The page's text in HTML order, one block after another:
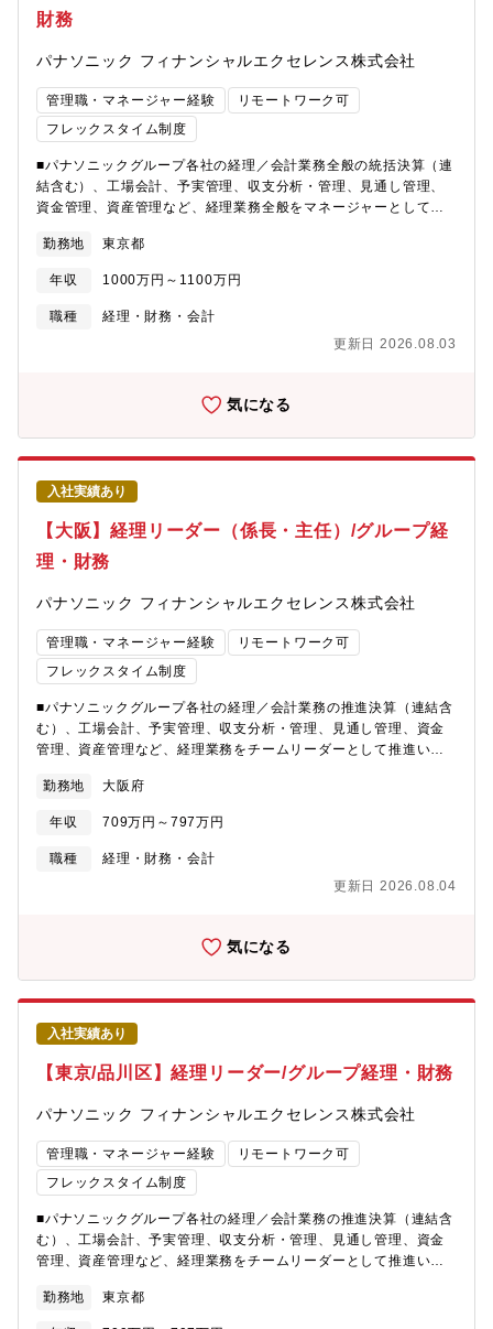
光、自治体などさまざまな業界の企業と関わることができます。
経営層や責任者クラスと商談する機会もあり、営業として大きく
成長できる環境です。■社会性の高い仕事に携われます。人材不
足、地域活性化、観光振興など、企業や地域が抱える課題解決に
直接関われます。 「自分の提案が誰かの役に立っている」とい
う実感を得られる仕事です。■プライム上場グループならではの安
定基盤。全国展開する企業基盤、大手企業との取引実績、全国ネ
ットワークを活用した提案力 安定した環境の中で、新しい提案
や挑戦ができます。【評価制度】■個人目標・拠点目標を設定し成
果を正当に評価■目標達成時には表彰制度があり、社長賞などの評
価制度も整っています■成果は賞与にも反映され、頑張りが形にな
る環境です【入社後の流れ】■入社後は約1～3ヶ月を目安に支店長
動に同行し、業界知識や営業の進め方を習得。慣れてきた段階で
できます。営業経験が浅い方でも、支店長や本社メンバーがフォ
署の雰囲気プロジェクトごとに動くので、メンバー間の情報連携
ニケーションを活発に取っています。中途採用や各地のセンター
から集まってきているメンバーが多いため、様々な文化ややり方
を認め合いながらスキル向上にも努めています。■テレワーク頻度
週2~3日程度【その他】■求める人物像・顧客/関連部門とのコミュ
ニケーションを円滑に取れる方・顧客課題に対し局所改善に留ま
らず、デジタル化やスキーム変更などの柔軟な手法を提案できる
方・顧客及び社内関係部門に対し、改善・再構築の方向性を明確
に提示し、求心力を持って実行に移せる方■入社後の流れ業界知識
員とセットもしくはチームでプロジェクトに参加していただきま
すので、しっかりフォローして知識の習得と実践に努めていただ
からスタートいただき、ゆくゆくは弊社のサービスを網羅する専
門職を目指していただきます。また役職者としての管理職を目指
の担い手として国内最大規模のコンタクトセンターを運営してき
た実績・ノウハウに加えて、KDDIや三井物産のグループケイパビ
リティを活用したデジタルBPOサービスを通じて、データドリブ
ンによるお客様企業のBX（ビジネストランスフォーメーション）
を推進することが可能です。また、最先端のAIやデジタル商材知
識を使いながらクライアントの課題解決を支援することも可能で
す。■働きやすい環境年齢や国籍、障がいの有無…、同社では「多
様な人材 × 多様な働き方」を実現し、全ての社員が働きがいを感
じながらイキイキと働ける環境の整備に取り組んでいます。また
値観をお互いが尊重し、理解しあうことが、会社の持続的成長に
不可欠であることから、ダイバーシティ＆インクルージョンを推
進しています。【参考】・健康経営宣言https://www.altius-
link.com/corporate/healthy-company/・アルティウスリンクで働
財務
パナソニック フィナンシャルエクセレンス株式会社
管理職・マネージャー経験
リモートワーク可
フレックスタイム制度
■パナソニックグループ各社の経理／会計業務全般の統括決算（連
結含む）、工場会計、予実管理、収支分析・管理、見通し管理、
資金管理、資産管理など、経理業務全般をマネージャーとして統
ら、業務品質と生産性の向上を通じて、経理機能の強化・高度化
を牽引いただきます。■業務プロセス改革の主導専門性を活かして
全社最適の視点で経理・財務業務の標準化・高度化を推進しま
す。また、プロセスの抜本的な改革やDXを主導し、効率化に留ま
組織マネジメント・人財育成チームを束ねる責任者として、部門
成・評価などを通じて、組織成果を最大化していただきます。■経
営への意思決定支援経営層や事業部門など様々な関係者と連携
し、経営・全体最適の視点から数値分析や課題抽出を行い、経営
判断に関する提案や経営課題の解決を通じて、事業戦略の実現に
貢献いただきます。【人物像】・人材マネジメントを通じてチー
ム成果を最大化できる方・自ら課題を設定し、周囲を巻き込み解
決まで導ける方・担当領域に留まらず、経営・全体最適の視点で
行動できる方・現状維持に甘んじず、業務変革・プロセス改善に
挑戦できる方・数字・データを基に、事業／経営への貢献をリー
勤務地 東京都
年収 1000万円～1100万円
職種
経理・財務・会計
更新日 2026.08.03
気になる
入社実績あり
【大阪】経理リーダー（係長・主任）/グループ経
理・財務
パナソニック フィナンシャルエクセレンス株式会社
管理職・マネージャー経験
リモートワーク可
フレックスタイム制度
■パナソニックグループ各社の経理／会計業務の推進決算（連結含
む）、工場会計、予実管理、収支分析・管理、見通し管理、資金
管理、資産管理など、経理業務をチームリーダーとして推進いた
の強化を推進いただきます。■業務プロセス改革の推進業務改善・
効率化に向けた課題抽出から施策立案・実行までを担い、業務プ
ロセスの標準化・高度化やDX活用を推進します。グループ各社か
ら集約した経理・財務業務の変革をリードし、生産性および事業
ーダーとして、業務の取りまとめ、進捗管理、メンバー指導・育
より組織力向上を推進いただきます。また、関係部門と連携し組
織横断的な課題解決や事業運営を支援いただきます。【人物
像】・担当領域に責任を持ち、リーダーシップを発揮できる方・
課題を捉え、周囲を巻き込み課題を解決できる方・将来的にチー
ムをマネジメントしたい方・数値・データを軸に、事業や経営に
貢献したい方
勤務地 大阪府
年収 709万円～797万円
職種
経理・財務・会計
更新日 2026.08.04
気になる
入社実績あり
【東京/品川区】経理リーダー/グループ経理・財務
パナソニック フィナンシャルエクセレンス株式会社
管理職・マネージャー経験
リモートワーク可
フレックスタイム制度
■パナソニックグループ各社の経理／会計業務の推進決算（連結含
む）、工場会計、予実管理、収支分析・管理、見通し管理、資金
管理、資産管理など、経理業務をチームリーダーとして推進いた
の強化を推進いただきます。■業務プロセス改革の推進業務改善・
効率化に向けた課題抽出から施策立案・実行までを担い、業務プ
勤務地 東京都